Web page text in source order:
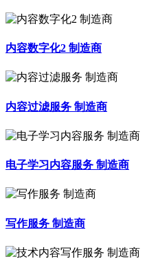
内容数字化2 制造商
内容过滤服务 制造商
电子学习内容服务 制造商
写作服务 制造商